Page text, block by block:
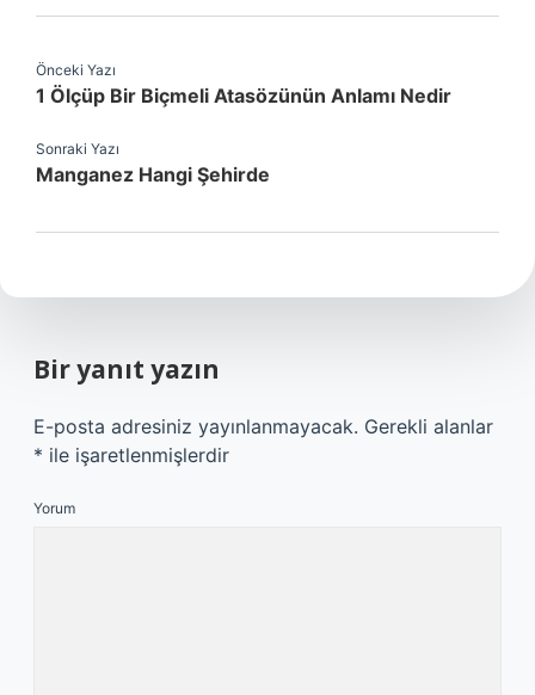
Önceki Yazı
1 Ölçüp Bir Biçmeli Atasözünün Anlamı Nedir
Sonraki Yazı
Manganez Hangi Şehirde
Bir yanıt yazın
E-posta adresiniz yayınlanmayacak. Gerekli alanlar
* ile işaretlenmişlerdir
Yorum